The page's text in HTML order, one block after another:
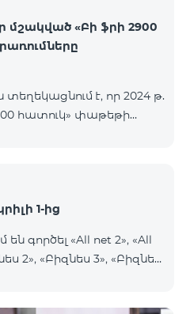
«Բի ֆրի 2900
տեղեկացնում է, որ 2024 թ.
հատուկ» փաթեթի
10 ԳԲ ինտերնետի,
փոխարեն:
ֆրի 2900 հատուկ»
է նաև WhatsApp,
անսա
1-ից
են գործել «All net 2», «All
2», «Բիզնես 3», «Բիզնես